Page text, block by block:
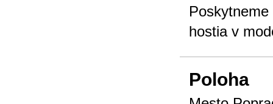
hostia v
Poloha